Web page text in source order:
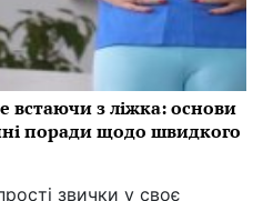
встаючи з ліжка: основи
поради щодо швидкого
звички у своє